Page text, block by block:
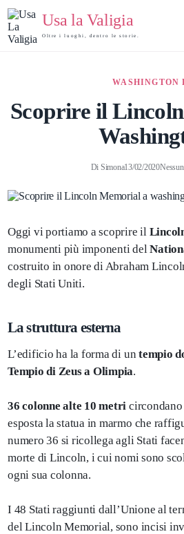
Usa la Valigia
Oltre i luoghi, dentro le storie.
WASHINGTON
Scoprire il
Di Simona13/02/2020
Oggi vi portiamo a scoprire il
monumenti più imponenti del
costruito in onore di Abraham
degli Stati Uniti.
La struttura esterna
L’edificio ha la forma di untempio
Tempio di Zeus a Olimpia.
36 colonne alte 10 metri
esposta la statua in marmo che
numero 36 si ricollega agli Stati
morte di Lincoln, i cui nomi sono
ogni sua colonna.
I 48 Stati raggiunti dall’Unione al
del Lincoln Memorial, sono incisi